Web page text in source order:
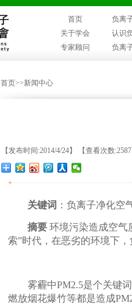
首页 负离
关于学会
认识
专家顾问
负离
首页>>新闻中心
【发布时间:2014/4/24】 【查看次数:2587
+
关键词 ：负离子净化空
摘要 环境污染造成空气
索”时代，在恶劣的环境下
雾霾中PM2.5是个关键词
燃放烟花爆竹等都是造成